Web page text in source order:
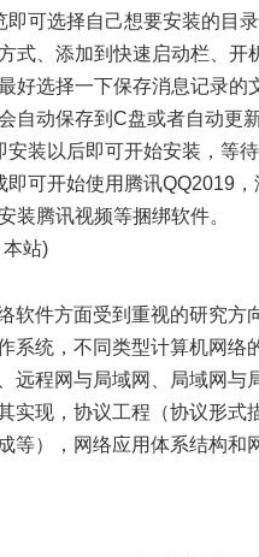
即可选择自己想要安装的目
式、添加到快速启动栏、开
好选择一下保存消息记录的
自动保存到C盘或者自动更
安装以后即可开始安装，等
即可开始使用腾讯QQ2019
装腾讯视频等捆绑软件。
站)
软件方面受到重视的研究方
系统，不同类型计算机网络
远程网与局域网、局域网与
实现，协议工程（协议形式
等），网络应用体系结构和